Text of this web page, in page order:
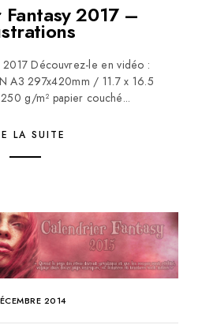
2017 –
Découvrez-le en vidéo :
A3 297x420mm / 11.7 x 16.5
g/m² papier couché...
LA SUITE
2014